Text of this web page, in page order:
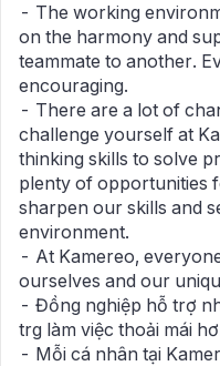
- The working
on the harmony and
teammate to another.
encouraging.
- There are a lot of
challenge yourself at
thinking skills to solve
plenty of opportunities
sharpen our skills and
environment.
- At Kamereo,
ourselves and our
- Đồng nghiệp hỗ trợ
trg làm việc thoải mái
- Mỗi cá nhân tại